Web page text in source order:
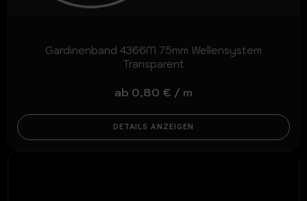
Gardinenband 4366M 75mm Wellensystem
Transparent
ab 0,80 € / m
DETAILS ANZEIGEN